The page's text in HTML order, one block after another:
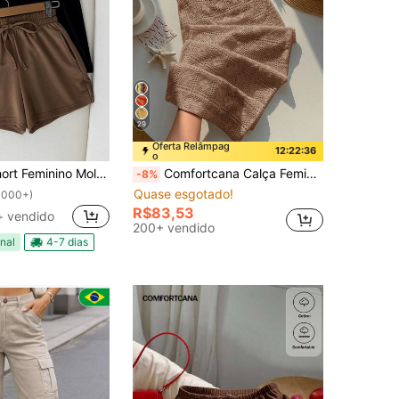
Moletom Elástico na Cintura De Algodão Com Bolso Laterais
vendido
4-7 dias
29
Oferta Relâmpag
o 12:22:35
-8% Comfortcana Calça Feminina Larga de Perna Larga com Cordão na Cintura e Recortes, Adequada para Férias e Praia, Marrom
Quase esgotado!
R$83,53
200+ vendido